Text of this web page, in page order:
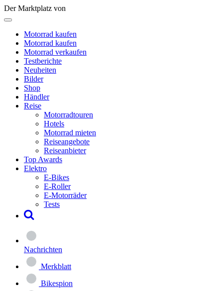
Der Marktplatz von
Motorrad kaufen
Motorrad kaufen
Motorrad verkaufen
Testberichte
Neuheiten
Bilder
Shop
Händler
Reise
Motorradtouren
Hotels
Motorrad mieten
Reiseangebote
Reiseanbieter
Top Awards
Elektro
E-Bikes
E-Roller
E-Motorräder
Tests
Nachrichten
Merkblatt
Bikespion